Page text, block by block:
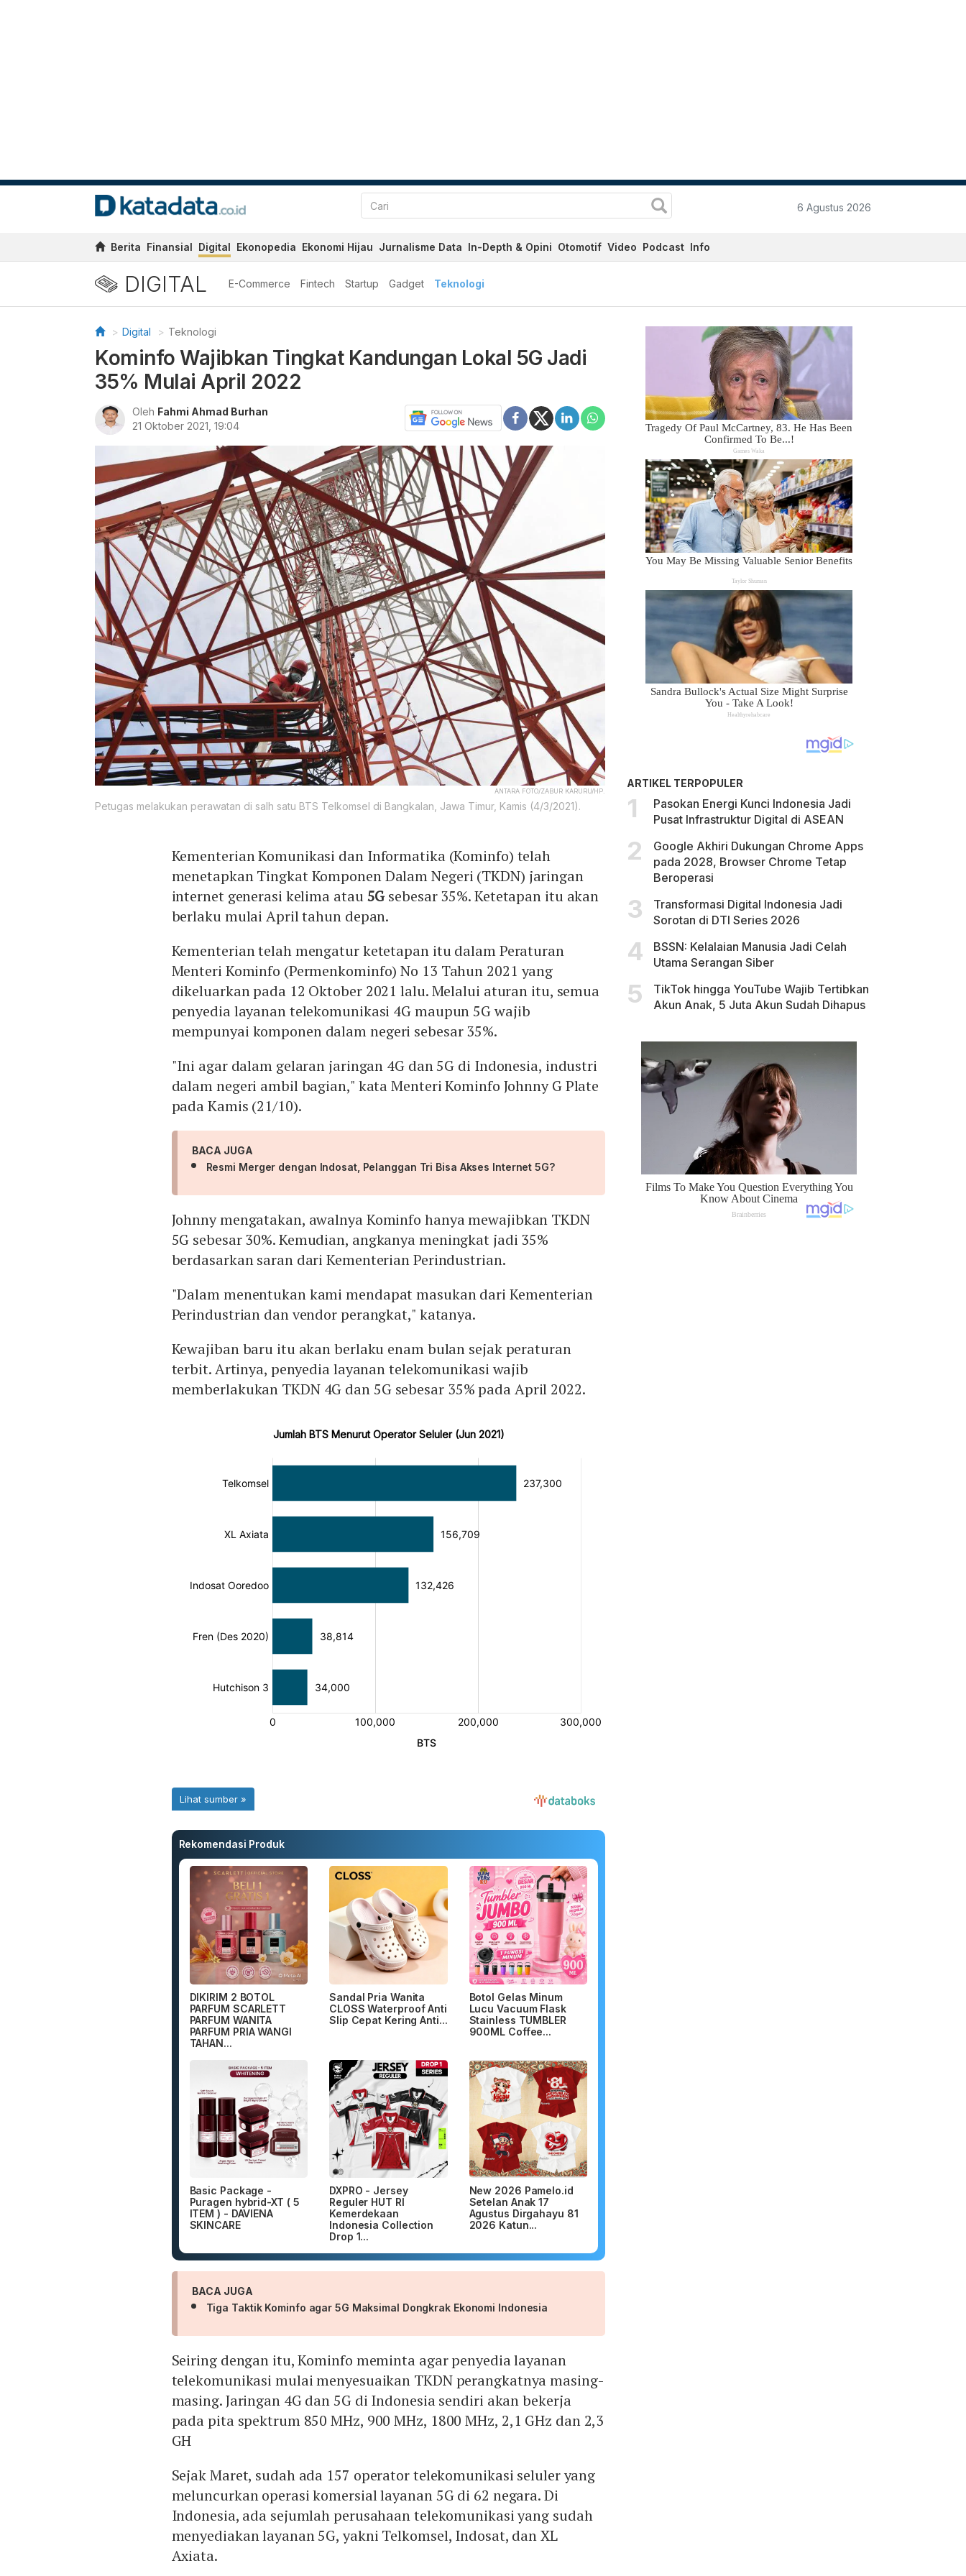
6 Agustus 2026
Berita Finansial Digital Ekonopedia Ekonomi Hijau Jurnalisme Data In-Depth & Opini Otomotif Video Podcast Info
DIGITAL E-Commerce Fintech Startup Gadget Teknologi
Digital Teknologi
Kominfo Wajibkan Tingkat Kandungan Lokal 5G Jadi
35% Mulai April 2022
Oleh Fahmi Ahmad Burhan
21 Oktober 2021, 19:04
ANTARA FOTO/ZABUR KARURU/HP.
Petugas melakukan perawatan di salh satu BTS Telkomsel di Bangkalan, Jawa Timur, Kamis (4/3/2021).
Kementerian Komunikasi dan Informatika (Kominfo) telah
menetapkan Tingkat Komponen Dalam Negeri (TKDN) jaringan
internet generasi kelima atau5G sebesar 35%. Ketetapan itu akan
berlaku mulai April tahun depan.
Kementerian telah mengatur ketetapan itu dalam Peraturan
Menteri Kominfo (Permenkominfo) No 13 Tahun 2021 yang
dikeluarkan pada 12 Oktober 2021 lalu. Melalui aturan itu, semua
penyedia layanan telekomunikasi 4G maupun 5G wajib
mempunyai komponen dalam negeri sebesar 35%.
"Ini agar dalam gelaran jaringan 4G dan 5G di Indonesia, industri
dalam negeri ambil bagian," kata Menteri Kominfo Johnny G Plate
pada Kamis (21/10).
BACA JUGA
Resmi Merger dengan Indosat, Pelanggan Tri Bisa Akses Internet 5G?
Johnny mengatakan, awalnya Kominfo hanya mewajibkan TKDN
5G sebesar 30%. Kemudian, angkanya meningkat jadi 35%
berdasarkan saran dari Kementerian Perindustrian.
"Dalam menentukan kami mendapat masukan dari Kementerian
Perindustrian dan vendor perangkat," katanya.
Kewajiban baru itu akan berlaku enam bulan sejak peraturan
terbit. Artinya, penyedia layanan telekomunikasi wajib
memberlakukan TKDN 4G dan 5G sebesar 35% pada April 2022.
Rekomendasi Produk
DIKIRIM 2 BOTOL
PARFUM SCARLETT
PARFUM WANITA
PARFUM PRIA WANGI
TAHAN...
Sandal Pria Wanita
CLOSS Waterproof Anti
Slip Cepat Kering Anti...
Botol Gelas Minum
Lucu Vacuum Flask
Stainless TUMBLER
900ML Coffee...
Basic Package -
Puragen hybrid-XT ( 5
ITEM ) - DAVIENA
SKINCARE
DXPRO - Jersey
Reguler HUT RI
Kemerdekaan
Indonesia Collection
Drop 1...
New 2026 Pamelo.id
Setelan Anak 17
Agustus Dirgahayu 81
2026 Katun...
BACA JUGA
Tiga Taktik Kominfo agar 5G Maksimal Dongkrak Ekonomi Indonesia
Seiring dengan itu, Kominfo meminta agar penyedia layanan
telekomunikasi mulai menyesuaikan TKDN perangkatnya masing-
masing. Jaringan 4G dan 5G di Indonesia sendiri akan bekerja
pada pita spektrum 850 MHz, 900 MHz, 1800 MHz, 2,1 GHz dan 2,3
GH
Sejak Maret, sudah ada 157 operator telekomunikasi seluler yang
meluncurkan operasi komersial layanan 5G di 62 negara. Di
Indonesia, ada sejumlah perusahaan telekomunikasi yang sudah
menyediakan layanan 5G, yakni Telkomsel, Indosat, dan XL
Axiata.
ARTIKEL TERPOPULER
Pasokan Energi Kunci Indonesia Jadi
Pusat Infrastruktur Digital di ASEAN
Google Akhiri Dukungan Chrome Apps
pada 2028, Browser Chrome Tetap
Beroperasi
Transformasi Digital Indonesia Jadi
Sorotan di DTI Series 2026
BSSN: Kelalaian Manusia Jadi Celah
Utama Serangan Siber
TikTok hingga YouTube Wajib Tertibkan
Akun Anak, 5 Juta Akun Sudah Dihapus